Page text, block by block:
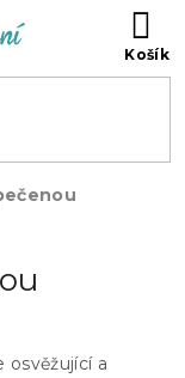
osvěžující a